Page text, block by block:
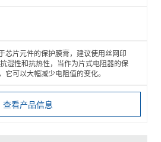
芯片元件的保护膜膏，建议使用丝网印
湿性和抗热性，当作为片式电阻器的保
它可以大幅减少电阻值的变化。
查看产品信息